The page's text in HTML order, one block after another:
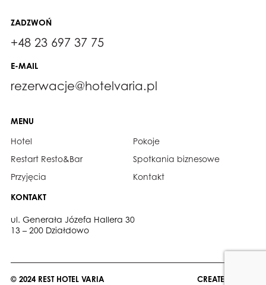
ZADZWOŃ
+48 23 697 37 75
E-MAIL
rezerwacje@hotelvaria.pl
MENU
Hotel
Pokoje
Restart Resto&Bar
Spotkania biznesowe
Przyjęcia
Kontakt
KONTAKT
ul. Generała Józefa Hallera 30
13 – 200 Działdowo
© 2024 REST HOTEL VARIA CREATED BY: